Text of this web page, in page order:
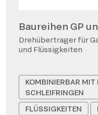
Baureihen GP
Drehübertrager für
und Flüssigkeiten
KOMBINIERBAR MIT
SCHLEIFRINGEN
FLÜSSIGKEITEN